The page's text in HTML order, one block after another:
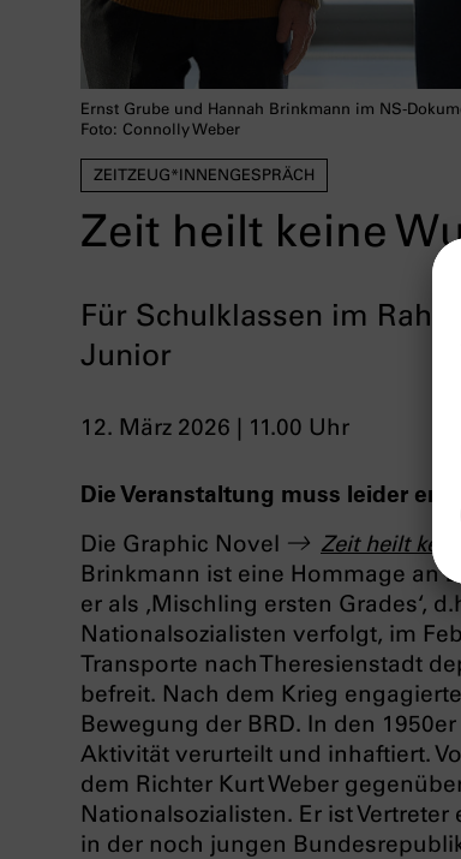
ZEITZEUG*INNENGESPRÄCH
Zeit heilt keine
Für Schulklassen im
Junior
12. März 2026 | 11.00 Uhr
Ernst Grube und Hannah Brinkmann im NS-
Foto: Connolly Weber
Die Veranstaltung muss leider
Die Graphic Novel Zeit heilt
Brinkmann ist eine Hommage an
er als ‚Mischling ersten Grades‘,
Nationalsozialisten verfolgt, im
Transporte nach Theresienstadt
befreit. Nach dem Krieg
Bewegung der BRD. In den
Aktivität verurteilt und inhaftiert.
dem Richter Kurt Weber
Nationalsozialisten. Er ist
in der noch jungen